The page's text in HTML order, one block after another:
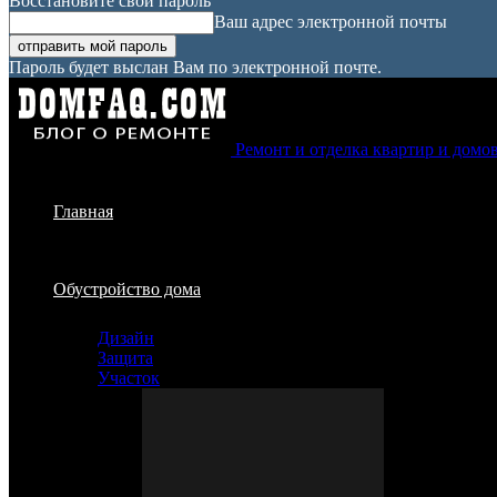
Ваш адрес электронной почты
Пароль будет выслан Вам по электронной почте.
Ремонт и отделка квартир и
Главная
Обустройство дома
Дизайн
Защита
Участок